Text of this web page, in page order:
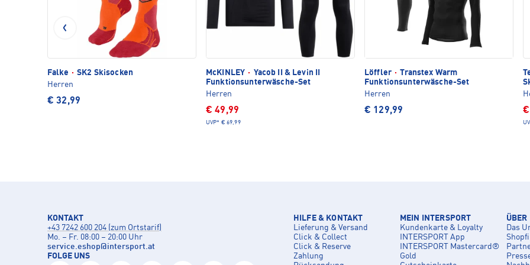
Falke · SK2 Skisocken
Herren
€ 32,99
McKINLEY · Yacob II & Levin II
Funktionsunterwäsche-Set
Herren
€ 49,99
UVP* € 69,99
Löffler · Transtex Warm
Funktionsunterwäsche-Set
Herren
€ 129,99 €
KONTAKT
+43 7242 600 204 (zum Ortstarif)
Mo. – Fr. 08:00 – 20:00 Uhr
service.eshop@intersport.at
FOLGE UNS
HILFE & KONTAKT
Lieferung & Versand
Click & Collect
Click & Reserve
Zahlung
MEIN INTERSPORT
Kundenkarte & Loyalty
INTERSPORT App
INTERSPORT Mastercard®
Gold
ÜBER
Das